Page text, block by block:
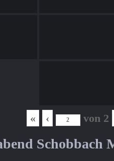
« ‹ von 2
Schobbach